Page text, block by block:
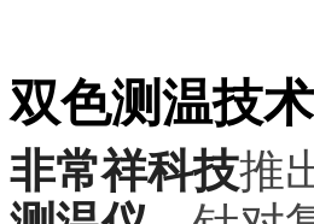
双色测温技
非常祥科技推